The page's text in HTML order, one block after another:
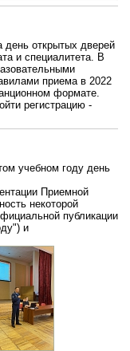
день открытых дверей
и специалитета. В
приема в 2022
формате.
регистрацию -
учебном году день
Приемной
некоторой
публикации
и